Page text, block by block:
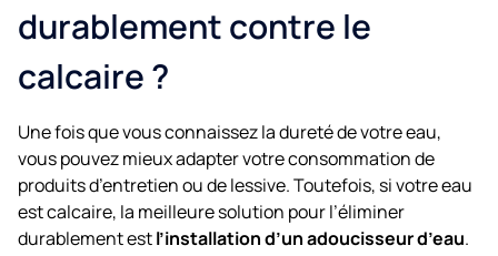
durablement contre le
calcaire ?
Une fois que vous connaissez la dureté de votre eau,
vous pouvez mieux adapter votre consommation de
produits d’entretien ou de lessive. Toutefois, si votre eau
est calcaire, la meilleure solution pour l’éliminer
durablement estl’installation d’un adoucisseur d’eau.